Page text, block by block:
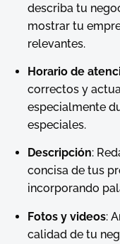
describa tu
mostrar tu
relevantes.
Horario de
correctos y
especialmente
especiales.
Descripción:
concisa de tus
incorporando
Fotos y videos:
calidad de tu